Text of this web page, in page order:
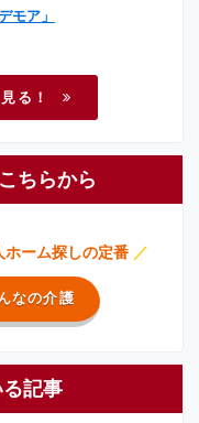
モア」
る！
ちらから
ホーム探しの定番 ／
なの介護
記事